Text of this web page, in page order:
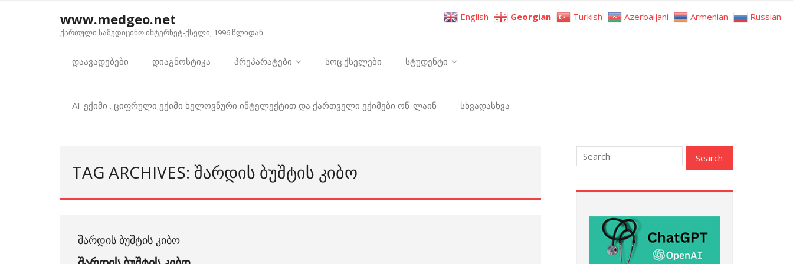
www.medgeo.net
ქართული სამედიცინო ინტერნეტ-ქსელი, 1996 წლიდან
დაავადებები დიაგნოსტიკა პრეპარატები სოც.ქსელები სტუდენტი
AI-ექიმი . ციფრული ექიმი ხელოვნური ინტელექტით და ქართველი ექიმები ონ-ლაინ სხვადასხვა
TAG ARCHIVES: ᲨᲐᲠᲓᲘᲡ ᲑᲣᲨᲢᲘᲡ ᲙᲘᲑᲝ
ᲨᲐᲠᲓᲘᲡ ᲑᲣᲨᲢᲘᲡ ᲙᲘᲑᲝ
English Georgian Turkish Azerbaijani Armenian Russian